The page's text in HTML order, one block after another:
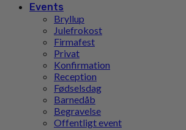
Events
Bryllup
Julefrokost
Firmafest
Privat
Konfirmation
Reception
Fødselsdag
Barnedåb
Begravelse
Offentligt event